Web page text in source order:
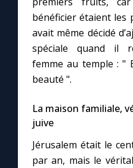
bénéficier étaient les
avait même décidé
spéciale quand il
femme au temple : "
beauté ".
La maison familiale,
juive
Jérusalem était le
par an, mais le